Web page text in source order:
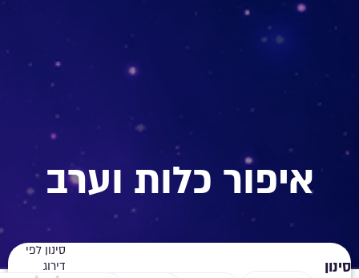
איפור כלות וערב
סינון
סינון לפי
דירוג